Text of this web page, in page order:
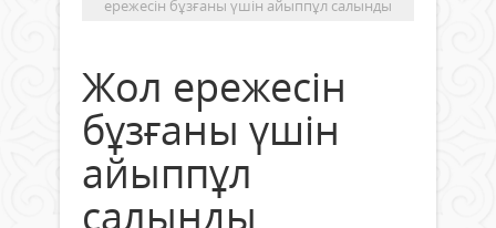
ережесін бұзғаны үшін айыппұл салынды
Жол ережесін
бұзғаны үшін
айыппұл
салынды